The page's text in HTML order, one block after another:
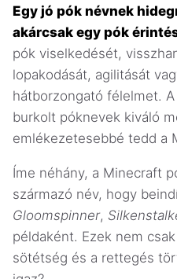
Egy jó pók névnek
akárcsak egy pók
pók viselkedését,
lopakodását, agilitását
hátborzongató félelmet.
burkolt póknevek kiváló
emlékezetesebbé tedd a
Íme néhány, a Minecraft
származó név, hogy
Gloomspinner,
példaként. Ezek nem
sötétség és a rettegés